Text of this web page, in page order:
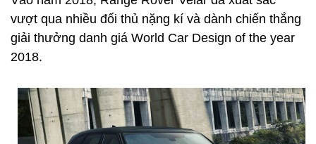
vượt qua nhiều đối thủ nặng kí và dành chiến thắng
giải thưởng danh giá World Car Design of the year
2018.